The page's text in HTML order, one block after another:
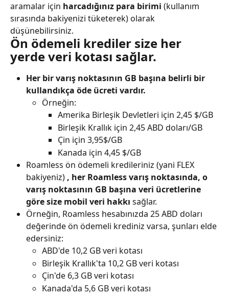
aramalar için harcadığınız para birimi (kullanım
sırasında bakiyenizi tüketerek) olarak
düşünebilirsiniz.
Ön ödemeli krediler size her
yerde veri kotası sağlar.
Her bir varış noktasının GB başına belirli bir
kullandıkça öde ücreti vardır.
Örneğin:
Amerika Birleşik Devletleri için 2,45 $/GB
Birleşik Krallık için 2,45 ABD doları/GB
Çin için 3,95$/GB
Kanada için 4,45 $/GB
Roamless ön ödemeli kredileriniz (yani FLEX
bakiyeniz) , her Roamless varış noktasında, o
varış noktasının GB başına veri ücretlerine
göre size mobil veri hakkı sağlar.
Örneğin, Roamless hesabınızda 25 ABD doları
değerinde ön ödemeli krediniz varsa, şunları elde
edersiniz:
ABD'de 10,2 GB veri kotası
Birleşik Krallık'ta 10,2 GB veri kotası
Çin'de 6,3 GB veri kotası
Kanada'da 5,6 GB veri kotası